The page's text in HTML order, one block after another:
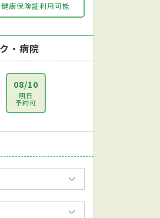
康保険証利用可能
・病院
08/10
明日
予約可